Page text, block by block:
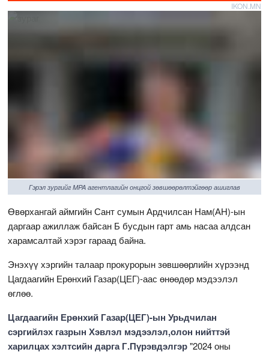
IKON.MN
Гэрэл зургийг MPA агентлагийн онцгой зөвшөөрөлтэйгөөр ашиглав
Өвөрхангай аймгийн Сант сумын Ардчилсан Нам(АН)-ын
даргаар ажиллаж байсан Б бусдын гарт амь насаа алдсан
харамсалтай хэрэг гараад байна.
Энэхүү хэргийн талаар прокурорын зөвшөөрлийн хүрээнд
Цагдаагийн Ерөнхий Газар(ЦЕГ)-аас өнөөдөр мэдээлэл
өглөө.
Цагдаагийн Ерөнхий Газар(ЦЕГ)-ын Урьдчилан
сэргийлэх газрын Хэвлэл мэдээлэл,олон нийттэй
харилцах хэлтсийн дарга Г.Пүрэвдэлгэр"2024 оны